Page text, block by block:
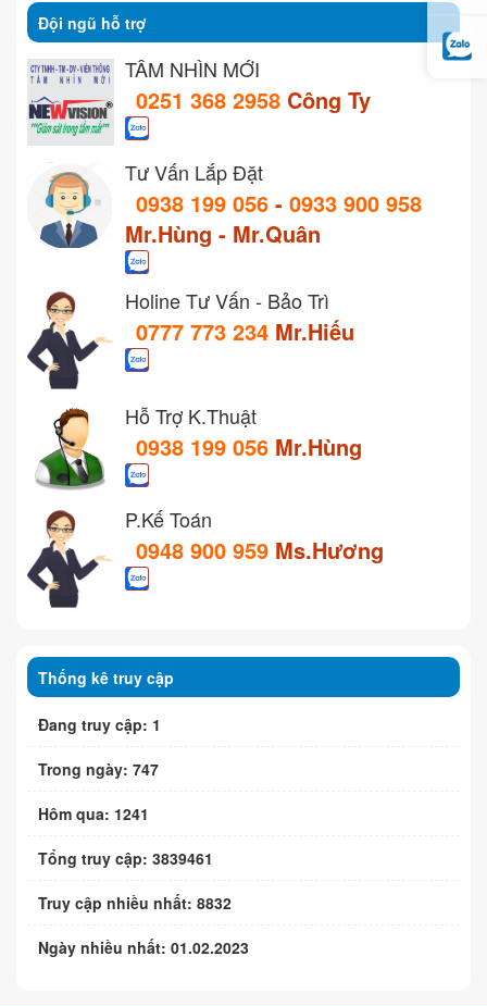
Đội ngũ hỗ trợ
TẦM NHÌN MỚI
0251 368 2958 Công Ty
Tư Vấn Lắp Đặt
0938 199 056 - 0933 900 958
Mr.Hùng - Mr.Quân
Holine Tư Vấn - Bảo Trì
0777 773 234 Mr.Hiếu
Hỗ Trợ K.Thuật
0938 199 056 Mr.Hùng
P.Kế Toán
0948 900 959 Ms.Hương
Thống kê truy cập
Đang truy cập: 1
Trong ngày: 747
Hôm qua: 1241
Tổng truy cập: 3839461
Truy cập nhiều nhất: 8832
Ngày nhiều nhất: 01.02.2023